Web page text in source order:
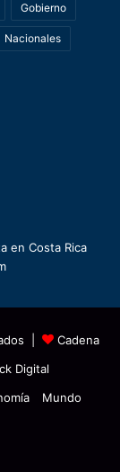
Gobierno
Nacionales
en Costa Rica
|
Cadena
Digital
Mundo